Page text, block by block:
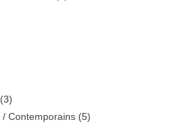
Contemporains(5)